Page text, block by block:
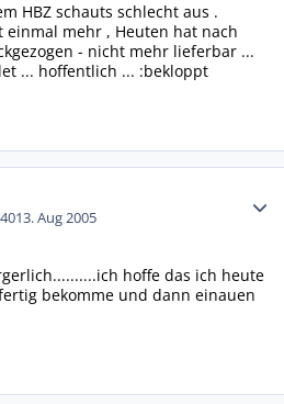
HBZ schauts schlecht aus .
mehr , Heuten hat nach
- nicht mehr lieferbar ...
... hoffentlich ... :bekloppt
13. Aug 2005
hoffe das ich heute
bekomme und dann einauen